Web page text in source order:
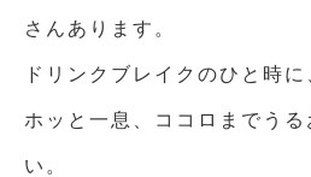
さんあります。
ドリンクブレイクのひと時に
ホッと一息、ココロまでうる
い。